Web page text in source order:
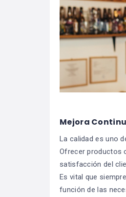
Mejora
La calidad es uno
Ofrecer productos
satisfacción del
Es vital que
función de las